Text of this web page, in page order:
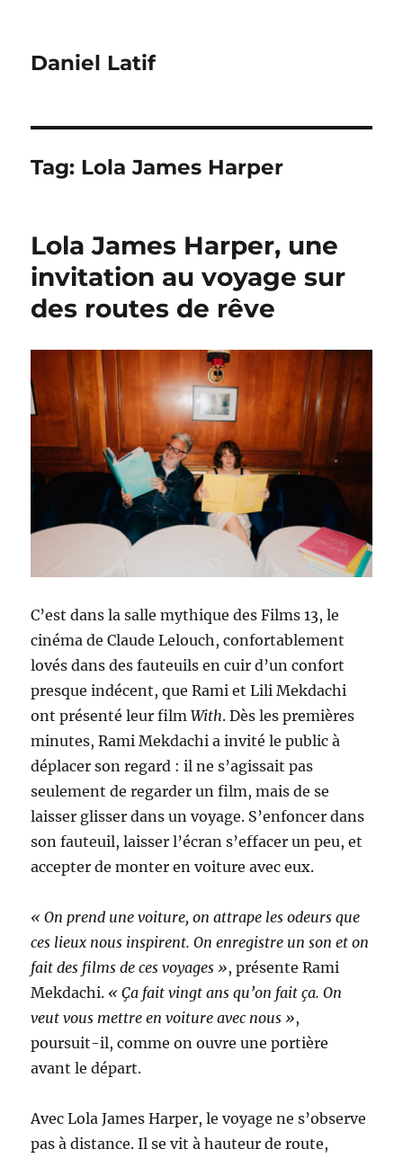
Daniel Latif
Tag: Lola James Harper
Lola James Harper, une
invitation au voyage sur
des routes de rêve
C’est dans la salle mythique des Films 13, le
cinéma de Claude Lelouch, confortablement
lovés dans des fauteuils en cuir d’un confort
presque indécent, que Rami et Lili Mekdachi
ont présenté leur filmWith. Dès les premières
minutes, Rami Mekdachi a invité le public à
déplacer son regard : il ne s’agissait pas
seulement de regarder un film, mais de se
laisser glisser dans un voyage. S’enfoncer dans
son fauteuil, laisser l’écran s’effacer un peu, et
accepter de monter en voiture avec eux.
« On prend une voiture, on attrape les odeurs que
ces lieux nous inspirent. On enregistre un son et on
fait des films de ces voyages », présente Rami
Mekdachi. « Ça fait vingt ans qu’on fait ça. On
veut vous mettre en voiture avec nous »,
poursuit-il, comme on ouvre une portière
avant le départ.
Avec Lola James Harper, le voyage ne s’observe
pas à distance. Il se vit à hauteur de route,